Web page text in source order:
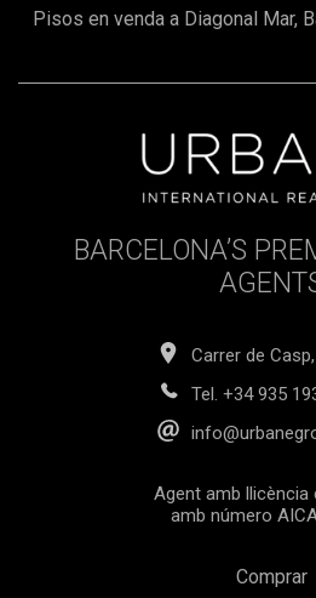
Pisos en venda a Diagonal Mar,
BARCELONA’S
Carrer de
Tel. +34 935
Agent amb llicència
amb número
Comprar